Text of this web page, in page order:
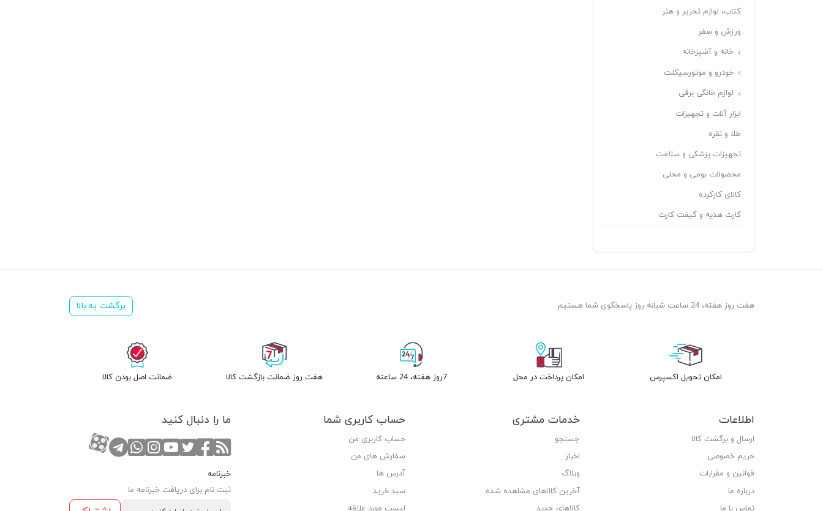
کتاب، لوازم تحریر و هنر
ورزش و سفر
خانه و آشپزخانه
خودرو و موتورسیکلت
لوازم خانگی برقی
ابزار آلات و تجهیزات
طلا و نقره
تجهیزات پزشکی و سلامت
محصولات بومی و محلی
کالای کارکرده
کارت هدیه و گیفت کارت
هفت روز هفته، 24 ساعت شبانه روز پاسخگوی شما هستیم برگشت به بالا
امکان تحویل اکسپرس امکان پرداخت در محل 7روز هفته، 24 ساعته هفت روز ضمانت بازگشت کالا ضمانت اصل بودن کالا
اطلاعات
ارسال و برگشت کالا
حریم خصوصی
قوانین و مقرارات
درباره ما
تماس با ما
خدمات مشتری
جستجو
اخبار
وبلاگ
آخرین کالاهای مشاهده شده
کالاهای جدید
حساب کاربری شما
حساب کاربری من
سفارش های من‎
آدرس ها
سبد خرید
لیست مورد علاقه
ما را دنبال کنید
RSSصفحه فیسبوک
صفحه تویتر
کانال یوتوب
صفحه اینستاگرام
تماس با واتس
کانال تلگرام
کانال آپارات
خبرنامه
ثبت نام برای دریافت خبرنامه ما